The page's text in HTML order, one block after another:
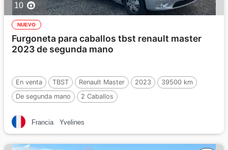
10
NUEVO
Furgoneta para caballos tbst renault master
2023 de segunda mano
En venta TBST Renault Master 2023
39500 km
De segunda mano
2 Caballos
Francia Yvelines